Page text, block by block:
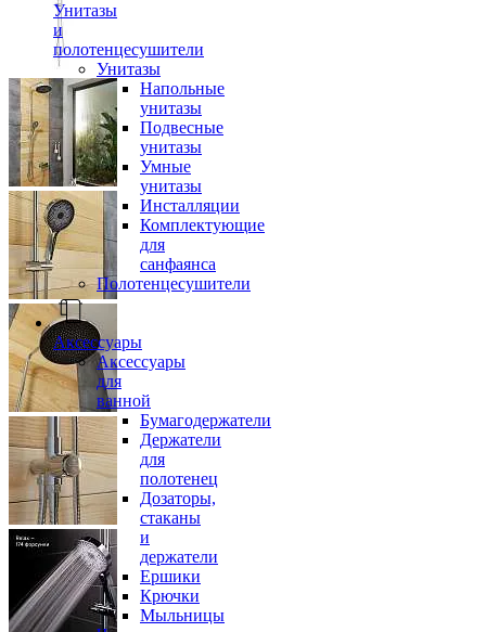
Унитазы
и
полотенцесушители
Унитазы
Напольные
унитазы
Подвесные
унитазы
Умные
унитазы
Инсталляции
Комплектующие
для
санфаянса
Полотенцесушители
Аксессуары
Аксессуары
для
ванной
Бумагодержатели
Держатели
для
полотенец
Дозаторы,
стаканы
и
держатели
Ершики
Крючки
Мыльницы